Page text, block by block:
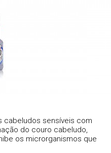
cabeludos sensíveis com
do couro cabeludo,
os microrganismos que